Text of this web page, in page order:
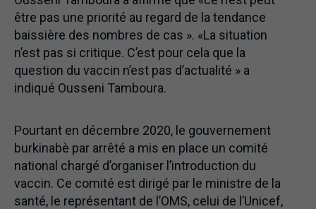
être pas une priorité au regard de la tendance
baissière des nombres de cas ». «La situation
n’est pas si critique. C’est pour cela que la
question du vaccin n’est pas d’actualité » a
indiqué Ousseni Tamboura.
Pourtant en décembre 2020, le gouvernement
burkinabè par arrêté a mis en place un comité
national chargé d’organiser l’introduction du
vaccin. Ce comité est dirigé par le ministre de la
santé, le représentant de l’OMS, celui de l’Unicef,